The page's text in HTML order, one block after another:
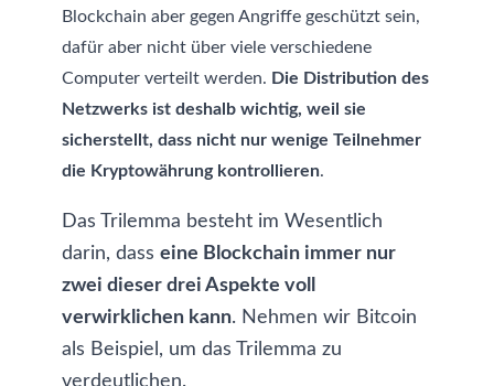
Blockchain aber gegen Angriffe geschützt sein,
dafür aber nicht über viele verschiedene
Computer verteilt werden. Die Distribution des
Netzwerks ist deshalb wichtig, weil sie
sicherstellt, dass nicht nur wenige Teilnehmer
die Kryptowährung kontrollieren.
Das Trilemma besteht im Wesentlich
darin, dass eine Blockchain immer nur
zwei dieser drei Aspekte voll
verwirklichen kann. Nehmen wir Bitcoin
als Beispiel, um das Trilemma zu
verdeutlichen.